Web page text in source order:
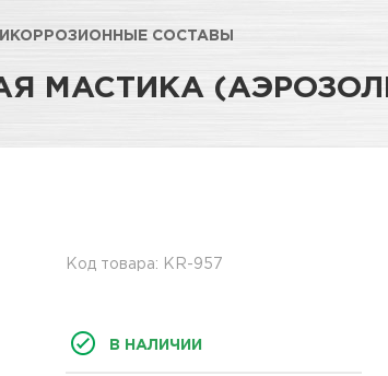
СОСТАВЫ
МАСТИКА
Код товара: KR-957
В НАЛИЧИИ